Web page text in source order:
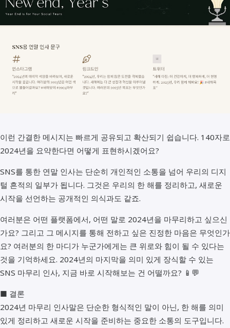
이런 간결한 메시지는 빠르게 공유되고 확산되기 쉽습니다. 140자로
2024년을 요약한다면 어떻게 표현하시겠어요?
SNS를 통한 연말 인사는 단순히 개인적인 소통을 넘어 우리의 디지
털 흔적의 일부가 됩니다. 그것은 우리의 한 해를 정리하고, 새로운
시작을 선언하는 공개적인 의식과도 같죠.
여러분은 어떤 플랫폼에서, 어떤 말로 2024년을 마무리하고 싶으신
가요? 그리고 그 메시지를 통해 전하고 싶은 진정한 마음은 무엇인가
요? 여러분의 한 마디가 누군가에게는 큰 위로와 힘이 될 수 있다는
것을 기억하세요. 2024년의 마지막을 의미 있게 장식할 수 있는
SNS 마무리 인사, 지금 바로 시작해보는 건 어떨까요? 📱💬
■ 결론
2024년 마무리 인사말은 단순한 형식적인 말이 아닌, 한 해를 의미
있게 정리하고 새로운 시작을 준비하는 중요한 소통의 도구입니다.